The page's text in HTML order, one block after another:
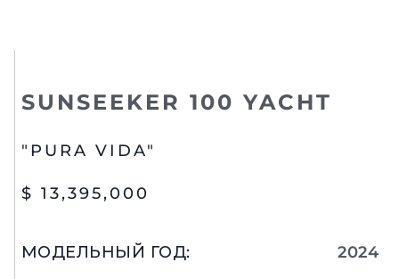
SUNSEEKER 100 YACHT
"PURA VIDA"
$ 13,395,000
МОДЕЛЬНЫЙ ГОД: 2024